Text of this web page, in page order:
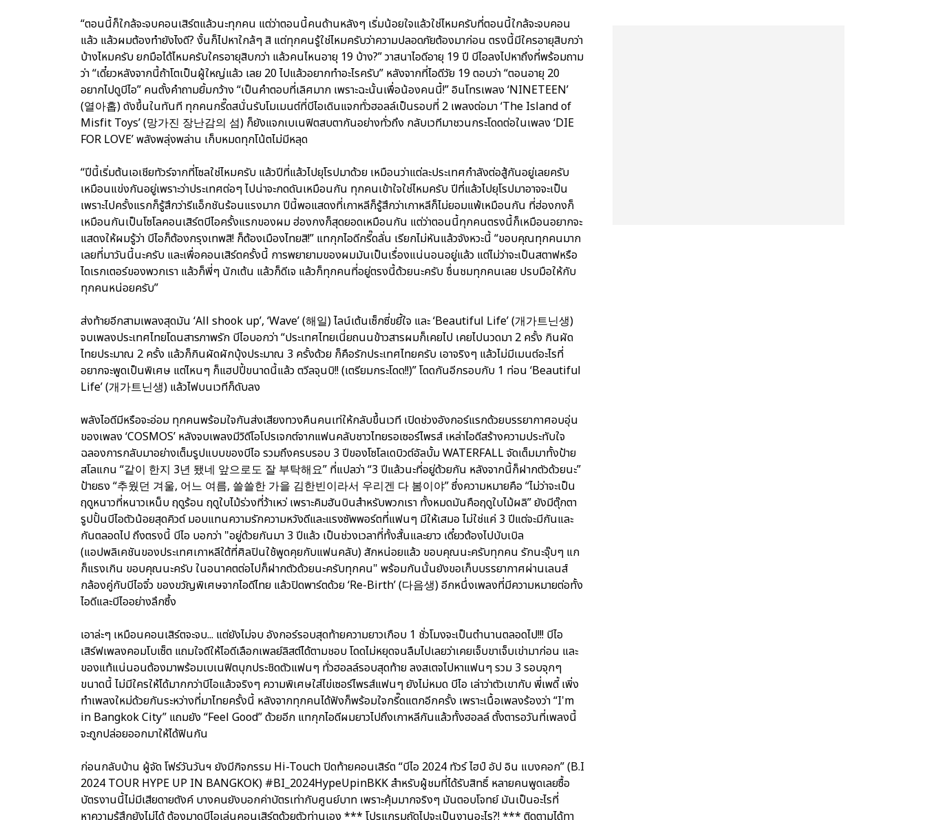
“ตอนนี้ก็ใกล้จะจบคอนเสิร์ตแล้วนะทุกคน แต่ว่าตอนนี้คนด้านหลังๆ เริ่มน้อยใจแล้วใช่ไหมครับที่ตอนนี้ใกล้จะจบคอน
แล้ว แล้วผมต้องทำยังไงดี? งั้นก็ไปหาใกล้ๆ สิ แต่ทุกคนรู้ใช่ไหมครับว่าความปลอดภัยต้องมาก่อน ตรงนี้มีใครอายุสิบกว่า
บ้างไหมครับ ยกมือได้ไหมครับใครอายุสิบกว่า แล้วคนไหนอายุ 19 บ้าง?” วาสนาไอดีอายุ 19 ปี บีไอลงไปหาถึงที่พร้อมถาม
ว่า “เดี๋ยวหลังจากนี้ถ้าโตเป็นผู้ใหญ่แล้ว เลย 20 ไปแล้วอยากทำอะไรครับ” หลังจากที่ไอดีวัย 19 ตอบว่า “ตอนอายุ 20
อยากไปดูบีไอ” คนตั้งคำถามยิ้มกว้าง “เป็นคำตอบที่เลิศมาก เพราะฉะนั้นเพื่อน้องคนนี้!” อินโทรเพลง ‘NINETEEN’
(열아홉) ดังขึ้นในทันที ทุกคนกรี๊ดสนั่นรับโมเมนต์ที่บีไอเดินแจกทั่วฮอลล์เป็นรอบที่ 2 เพลงต่อมา ‘The Island of
Misfit Toys’ (망가진 장난감의 섬) ก็ยังแจกเบเนฟิตสบตากันอย่างทั่วถึง กลับเวทีมาชวนกระโดดต่อในเพลง ‘DIE
FOR LOVE’ พลังพลุ่งพล่าน เก็บหมดทุกโน้ตไม่มีหลุด
“ปีนี้เริ่มต้นเอเชียทัวร์จากที่โซลใช่ไหมครับ แล้วปีที่แล้วไปยุโรปมาด้วย เหมือนว่าแต่ละประเทศกำลังต่อสู้กันอยู่เลยครับ
เหมือนแข่งกันอยู่เพราะว่าประเทศต่อๆ ไปน่าจะกดดันเหมือนกัน ทุกคนเข้าใจใช่ไหมครับ ปีที่แล้วไปยุโรปมาอาจจะเป็น
เพราะไปครั้งแรกก็รู้สึกว่ารีแอ็กชันร้อนแรงมาก ปีนี้พอแสดงที่เกาหลีก็รู้สึกว่าเกาหลีก็ไม่ยอมแพ้เหมือนกัน ที่ฮ่องกงก็
เหมือนกันเป็นโซโลคอนเสิร์ตบีไอครั้งแรกของผม ฮ่องกงก็สุดยอดเหมือนกัน แต่ว่าตอนนี้ทุกคนตรงนี้ก็เหมือนอยากจะ
แสดงให้ผมรู้ว่า บีไอก็ต้องกรุงเทพสิ! ก็ต้องเมืองไทยสิ!” แทกุกไอดีกรี๊ดลั่น เรียกไม่หันแล้วจังหวะนี้ “ขอบคุณทุกคนมาก
เลยที่มาวันนี้นะครับ และเพื่อคอนเสิร์ตครั้งนี้ การพยายามของผมมันเป็นเรื่องแน่นอนอยู่แล้ว แต่ไม่ว่าจะเป็นสตาฟหรือ
ไดเรกเตอร์ของพวกเรา แล้วก็พี่ๆ นักเต้น แล้วก็ดีเจ แล้วก็ทุกคนที่อยู่ตรงนี้ด้วยนะครับ ชื่นชมทุกคนเลย ปรบมือให้กับ
ทุกคนหน่อยครับ”
ส่งท้ายอีกสามเพลงสุดมัน ‘All shook up’, ‘Wave’ (해일) ไลน์เต้นเซ็กซี่ขยี้ใจ และ ‘Beautiful Life’ (개가트닌생)
จบเพลงประเทศไทยโดนสารภาพรัก บีไอบอกว่า “ประเทศไทยเนี่ยถนนข้าวสารผมก็เคยไป เคยไปนวดมา 2 ครั้ง กินผัด
ไทยประมาณ 2 ครั้ง แล้วก็กินผัดผักบุ้งประมาณ 3 ครั้งด้วย ก็คือรักประเทศไทยครับ เอาจริงๆ แล้วไม่มีเมนต์อะไรที่
อยากจะพูดเป็นพิเศษ แต่ไหนๆ ก็แฮปปี้ขนาดนี้แล้ว ตวีลจุนบิ!! (เตรียมกระโดด!!)” โดดกันอีกรอบกับ 1 ท่อน ‘Beautiful
Life’ (개가트닌생) แล้วไฟบนเวทีก็ดับลง
พลังไอดีมีหรือจะอ่อม ทุกคนพร้อมใจกันส่งเสียงทวงคืนคนเท่ให้กลับขึ้นเวที เปิดช่วงอังกอร์แรกด้วยบรรยากาศอบอุ่น
ของเพลง ‘COSMOS’ หลังจบเพลงมีวิดีโอโปรเจกต์จากแฟนคลับชาวไทยรอเซอร์ไพรส์ เหล่าไอดีสร้างความประทับใจ
ฉลองการกลับมาอย่างเต็มรูปแบบของบีไอ รวมถึงครบรอบ 3 ปีของโซโลเดบิวต์อัลบั้ม WATERFALL จัดเต็มมาทั้งป้าย
สโลแกน “같이 한지 3년 됐네 앞으로도 잘 부탁해요” ที่แปลว่า “3 ปีแล้วนะที่อยู่ด้วยกัน หลังจากนี้ก็ฝากตัวด้วยนะ”
ป้ายธง “추웠던 겨울, 어느 여름, 쓸쓸한 가을 김한빈이라서 우리겐 다 봄이야” ซึ่งความหมายคือ “ไม่ว่าจะเป็น
ฤดูหนาวที่หนาวเหน็บ ฤดูร้อน ฤดูใบไม้ร่วงที่ว้าเหว่ เพราะคิมฮันบินสำหรับพวกเรา ทั้งหมดมันคือฤดูใบไม้ผลิ” ยังมีตุ๊กตา
รูปปั้นบีไอตัวน้อยสุดคิวต์ มอบแทนความรักความหวังดีและแรงซัพพอร์ตที่แฟนๆ มีให้เสมอ ไม่ใช่แค่ 3 ปีแต่จะมีกันและ
กันตลอดไป ถึงตรงนี้ บีไอ บอกว่า "อยู่ด้วยกันมา 3 ปีแล้ว เป็นช่วงเวลาที่ทั้งสั้นและยาว เดี๋ยวต้องไปบับเบิล
(แอปพลิเคชันของประเทศเกาหลีใต้ที่ศิลปินใช้พูดคุยกับแฟนคลับ) สักหน่อยแล้ว ขอบคุณนะครับทุกคน รักนะจุ๊บๆ แก
ก็แรงเกิน ขอบคุณนะครับ ในอนาคตต่อไปก็ฝากตัวด้วยนะครับทุกคน" พร้อมกันนั้นยังขอเก็บบรรยากาศผ่านเลนส์
กล้องคู่กับบีไอจิ๋ว ของขวัญพิเศษจากไอดีไทย แล้วปิดพาร์ตด้วย ‘Re-Birth’ (다음생) อีกหนึ่งเพลงที่มีความหมายต่อทั้ง
ไอดีและบีไออย่างลึกซึ้ง
เอาล่ะๆ เหมือนคอนเสิร์ตจะจบ... แต่ยังไม่จบ อังกอร์รอบสุดท้ายความยาวเกือบ 1 ชั่วโมงจะเป็นตำนานตลอดไป!!! บีไอ
เสิร์ฟเพลงคอมโบเซ็ต แถมใจดีให้ไอดีเลือกเพลย์ลิสต์ได้ตามชอบ โดดไม่หยุดจนลืมไปเลยว่าเคยเจ็บขาเจ็บเข่ามาก่อน และ
ของแท้แน่นอนต้องมาพร้อมเบเนฟิตบุกประชิดตัวแฟนๆ ทั่วฮอลล์รอบสุดท้าย ลงสเตจไปหาแฟนๆ รวม 3 รอบจุกๆ
ขนาดนี้ ไม่มีใครให้ได้มากกว่าบีไอแล้วจริงๆ ความพิเศษใส่ไข่เซอร์ไพรส์แฟนๆ ยังไม่หมด บีไอ เล่าว่าตัวเขากับ พี่เพดี้ เพิ่ง
ทำเพลงใหม่ด้วยกันระหว่างที่มาไทยครั้งนี้ หลังจากทุกคนได้ฟังก็พร้อมใจกรี๊ดแตกอีกครั้ง เพราะเนื้อเพลงร้องว่า “I'm
in Bangkok City” แถมยัง “Feel Good” ด้วยอีก แทกุกไอดีผมยาวไปถึงเกาหลีกันแล้วทั้งฮอลล์ ตั้งตารอวันที่เพลงนี้
จะถูกปล่อยออกมาให้ได้ฟินกัน
ก่อนกลับบ้าน ผู้จัด โฟร์วันวันฯ ยังมีกิจกรรม Hi-Touch ปิดท้ายคอนเสิร์ต “บีไอ 2024 ทัวร์ ไฮป์ อัป อิน แบงคอก” (B.I
2024 TOUR HYPE UP IN BANGKOK) #BI_2024HypeUpinBKK สำหรับผู้ชมที่ได้รับสิทธิ์ หลายคนพูดเลยซื้อ
บัตรงานนี้ไม่มีเสียดายตังค์ บางคนยังบอกค่าบัตรเท่ากับศูนย์บาท เพราะคุ้มมากจริงๆ มันตอบโจทย์ มันเป็นอะไรที่
หาความรู้สึกยังไม่ได้ ต้องมาดูบีไอเล่นคอนเสิร์ตด้วยตัวท่านเอง *** โปรแกรมถัดไปจะเป็นงานอะไร?! *** ติดตามได้ทา